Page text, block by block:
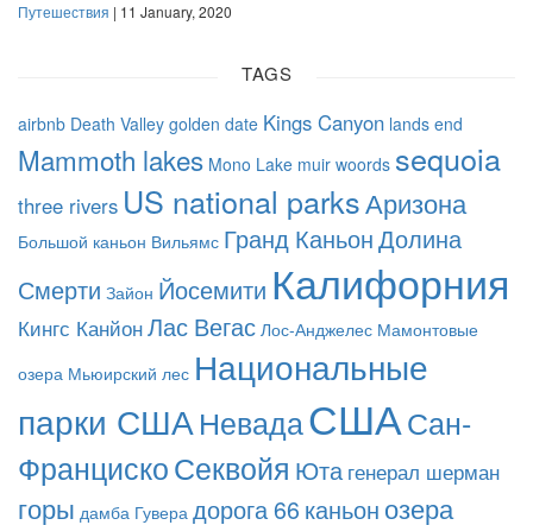
Путешествия | 11 January, 2020
TAGS
airbnb Death Valley golden date Kings Canyon lands end
Mammoth lakes Mono Lake muir woords sequoia
three rivers US national parksАризона
Большой каньон Вильямс Гранд КаньонДолина
Смерти Зайон Йосемити Калифорния
Кингс КанйонЛас Вегас Лос-Анджелес Мамонтовые
озера Мьюирский лес Национальные
парки СШАНевадаСШАСан-
ФранцискоСеквойя Юта генерал шерман
горы дамба Гувера дорога 66 каньон озера